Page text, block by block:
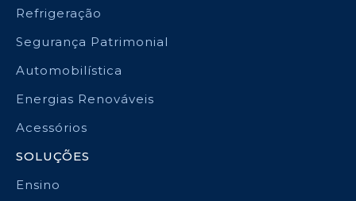
Refrigeração
Segurança Patrimonial
Automobilística
Energias Renováveis
Acessórios
SOLUÇÕES
Ensino